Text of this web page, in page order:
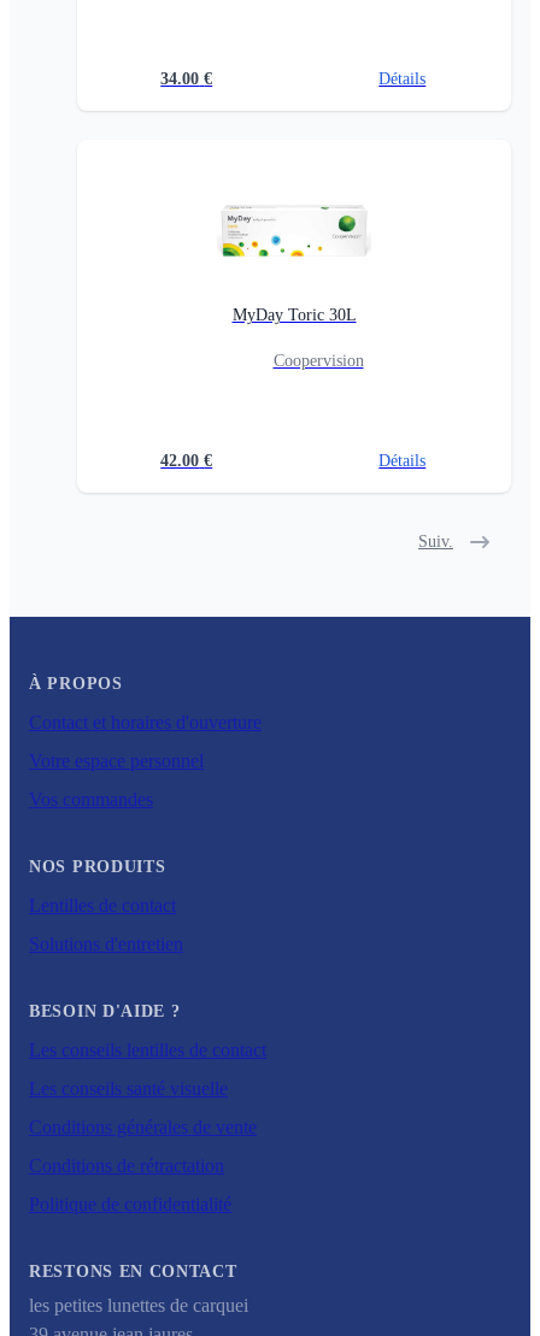
34.00 € Détails
MyDay Toric 30L
Coopervision
42.00 € Détails
Suiv.
À PROPOS
Contact et horaires d'ouverture
Votre espace personnel
Vos commandes
NOS PRODUITS
Lentilles de contact
Solutions d'entretien
BESOIN D'AIDE ?
Les conseils lentilles de contact
Les conseils santé visuelle
Conditions générales de vente
Conditions de rétractation
Politique de confidentialité
RESTONS EN CONTACT
les petites lunettes de carquei